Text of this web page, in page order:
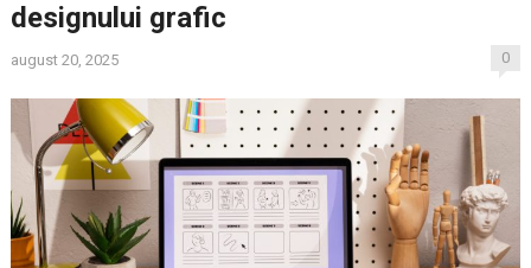
designului grafic
august 20, 2025 0